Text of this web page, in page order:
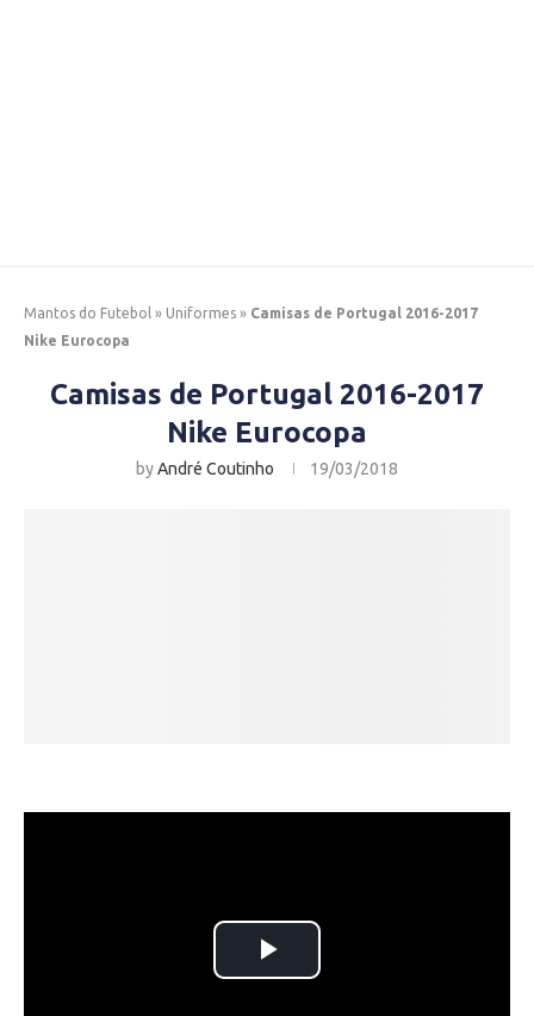
Mantos do Futebol » Uniformes » Camisas de Portugal 2016-2017
Nike Eurocopa
Camisas de Portugal 2016-2017
Nike Eurocopa
byAndré Coutinho 19/03/2018